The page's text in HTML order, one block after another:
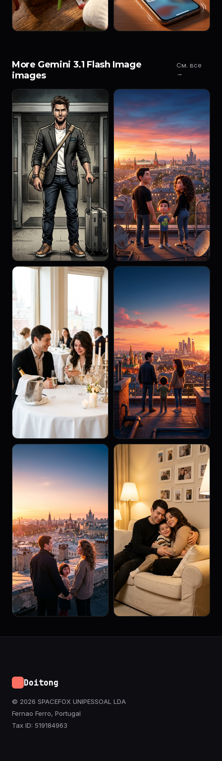
More Gemini 3.1 Flash Image
images
См. все
→
Doitong
© 2026 SPACEFOX UNIPESSOAL LDA
Fernao Ferro, Portugal
Tax ID: 519184963